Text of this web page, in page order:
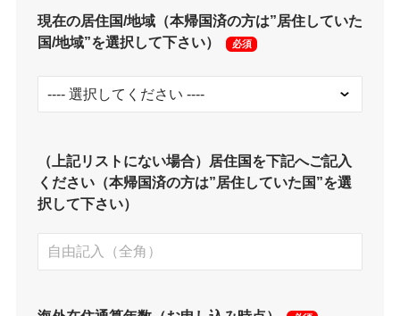
現在の居住国/地域（本帰国済の方は”居住していた
国/地域”を選択して下さい）
必須
（上記リストにない場合）居住国を下記へご記入
ください（本帰国済の方は”居住していた国”を選
択して下さい）